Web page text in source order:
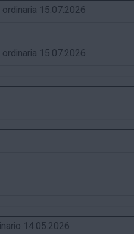
15.07.2026
15.07.2026
14.05.2026